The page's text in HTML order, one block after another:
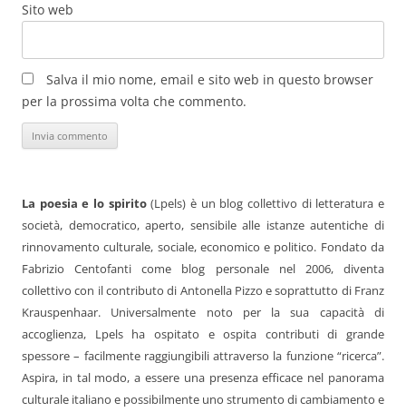
Sito web
Salva il mio nome, email e sito web in questo browser
per la prossima volta che commento.
La poesia e lo spirito(Lpels) è un blog collettivo di letteratura e
società, democratico, aperto, sensibile alle istanze autentiche di
rinnovamento culturale, sociale, economico e politico. Fondato da
Fabrizio Centofanti come blog personale nel 2006, diventa
collettivo con il contributo di Antonella Pizzo e soprattutto di Franz
Krauspenhaar. Universalmente noto per la sua capacità di
accoglienza, Lpels ha ospitato e ospita contributi di grande
spessore – facilmente raggiungibili attraverso la funzione “ricerca”.
Aspira, in tal modo, a essere una presenza efficace nel panorama
culturale italiano e possibilmente uno strumento di cambiamento e